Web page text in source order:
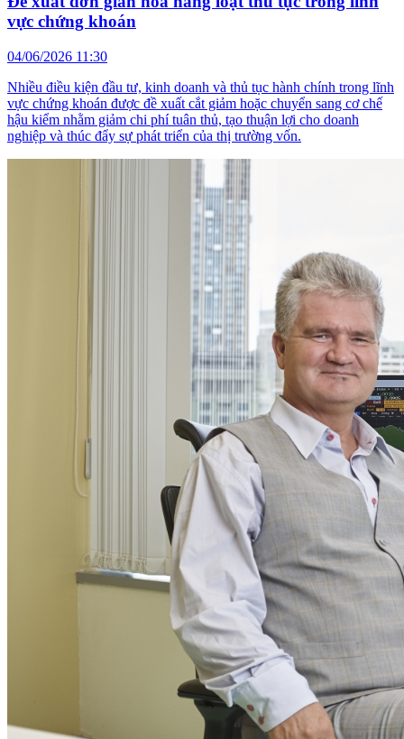
vực chứng khoán
04/06/2026 11:30
Nhiều điều kiện đầu tư, kinh doanh và thủ tục hành chính trong lĩnh
vực chứng khoán được đề xuất cắt giảm hoặc chuyển sang cơ chế
hậu kiểm nhằm giảm chi phí tuân thủ, tạo thuận lợi cho doanh
nghiệp và thúc đẩy sự phát triển của thị trường vốn.